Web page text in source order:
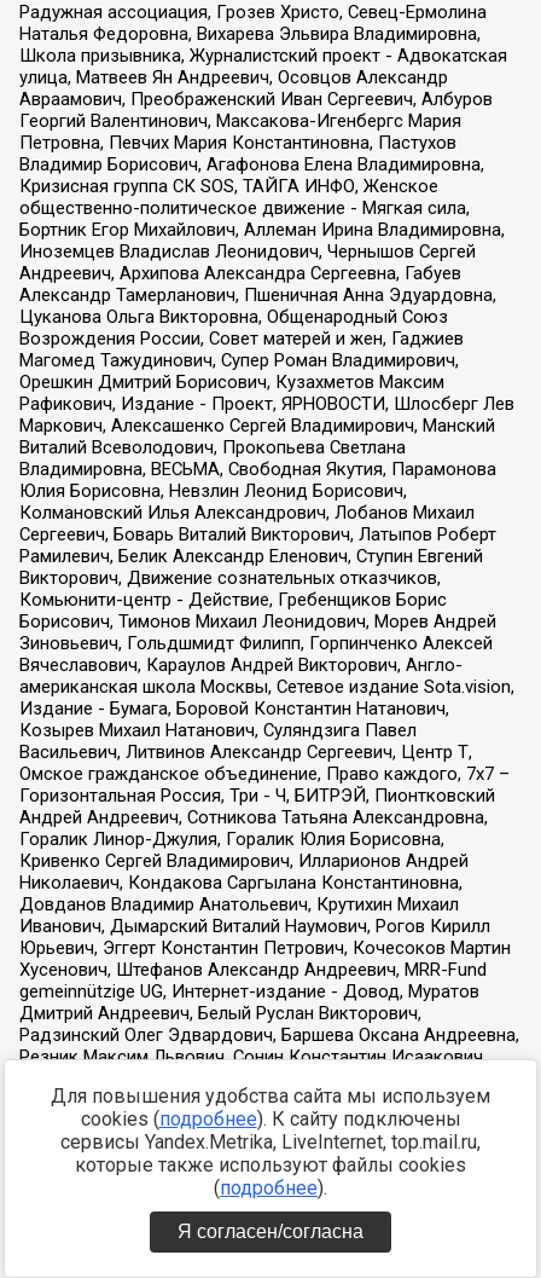
Для повышения удобства сайта мы используем
cookies (подробнее). К сайту подключены
сервисы Yandex.Metrika, LiveInternet, top.mail.ru,
которые также используют файлы cookies
(подробнее).
Я согласен/согласна